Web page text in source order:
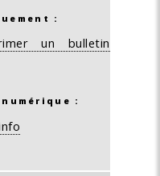
:
un bulletin
: